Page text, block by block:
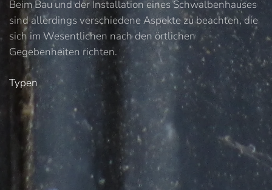
Beim Bau und der Installation eines Schwalbenhauses
sind allerdings verschiedene Aspekte zu beachten, die
sich im Wesentlichen nach den örtlichen
Gegebenheiten richten.
Typen